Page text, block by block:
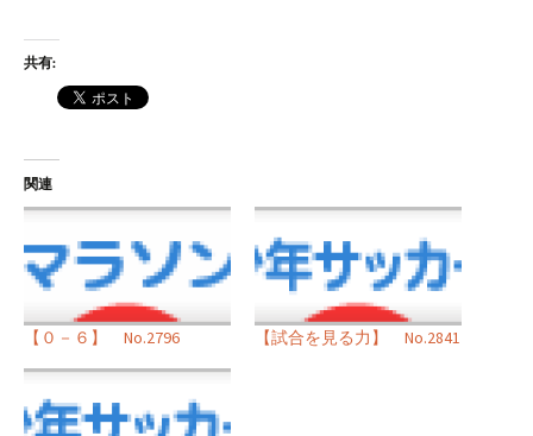
共有:
関連
【０－６】 No.2796 【試合を見る力】 No.2841